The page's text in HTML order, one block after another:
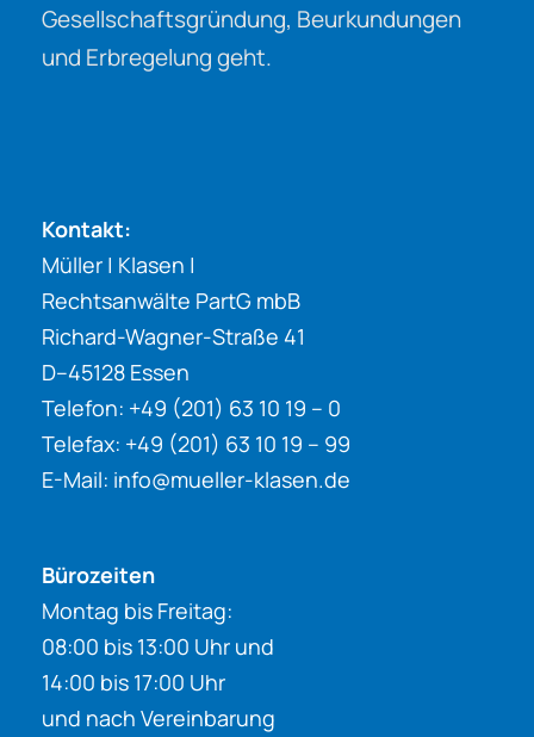
Gesellschaftsgründung, Beurkundungen
und Erbregelung geht.
Kontakt:
Müller | Klasen |
Rechtsanwälte PartG mbB
Richard-Wagner-Straße 41
D–45128 Essen
Telefon: +49 (201) 63 10 19 – 0
Telefax: +49 (201) 63 10 19 – 99
E-Mail: info@mueller-klasen.de
Bürozeiten
Montag bis Freitag:
08:00 bis 13:00 Uhr und
14:00 bis 17:00 Uhr
und nach Vereinbarung